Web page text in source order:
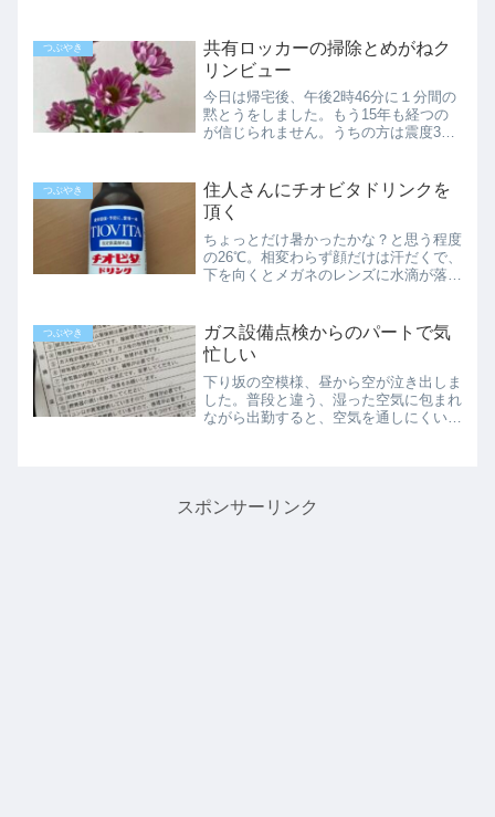
震があり、こちらではそれほど強くない
けれど長時間揺れて、不気...
つぶやき
共有ロッカーの掃除とめがねク
リンビュー
今日は帰宅後、午後2時46分に１分間の
黙とうをしました。もう15年も経つの
が信じられません。うちの方は震度3か
せませんでした。もうああいう事は2度
と起こって欲しくありま...
つぶやき
住人さんにチオビタドリンクを
頂く
ちょっとだけ暑かったかな？と思う程度
の26℃。相変わらず顔だけは汗だくで、
下を向くとメガネのレンズに水滴が落ち
拭き取ったり。いや、でも夏はまだイイ
のです。雪の季節の清掃...
つぶやき
ガス設備点検からのパートで気
忙しい
下り坂の空模様、昼から空が泣き出しま
した。普段と違う、湿った空気に包まれ
ながら出勤すると、空気を通しにくい化
スポンサーリンク